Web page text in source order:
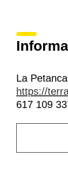
La Petanca
https://
617 109